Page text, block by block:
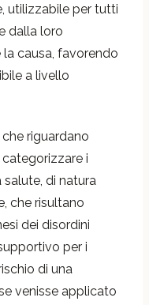
utilizzabile per tutti
dalla loro
causa, favorendo
a livello
riguardano
i
di natura
che risultano
dei disordini
per i
di una
venisse applicato